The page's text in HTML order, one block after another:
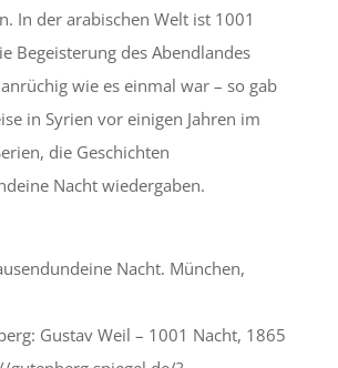
In der arabischen Welt ist 1001
Begeisterung des Abendlandes
wie es einmal war – so gab
in Syrien vor einigen Jahren im
die Geschichten
Nacht wiedergaben.
Nacht. München,
Gustav Weil – 1001 Nacht, 1865